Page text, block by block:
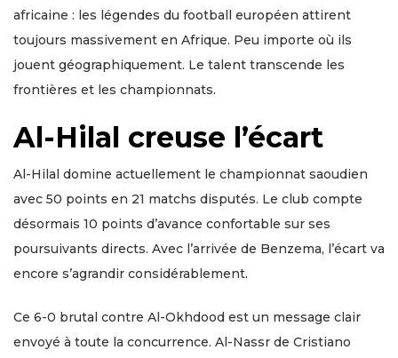
africaine : les légendes du football européen attirent
toujours massivement en Afrique. Peu importe où ils
jouent géographiquement. Le talent transcende les
frontières et les championnats.
Al-Hilal creuse l’écart
Al-Hilal domine actuellement le championnat saoudien
avec 50 points en 21 matchs disputés. Le club compte
désormais 10 points d’avance confortable sur ses
poursuivants directs. Avec l’arrivée de Benzema, l’écart va
encore s’agrandir considérablement.
Ce 6-0 brutal contre Al-Okhdood est un message clair
envoyé à toute la concurrence. Al-Nassr de Cristiano